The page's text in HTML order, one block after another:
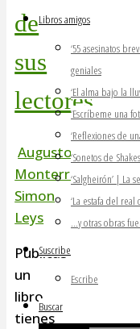
Libros amigos
‘55 asesinatos
geniales
‘El alma bajo la
‘Escríbeme una
‘Reflexiones de
‘Sonetos de
‘Salgheirón’ | La
‘La estafa del
…y otras obras
Suscribe
Escribe
Buscar
de
sus
lectores”
Augusto
Monterroso,
Simon
Leys
Publicas
un
libro,
tienes